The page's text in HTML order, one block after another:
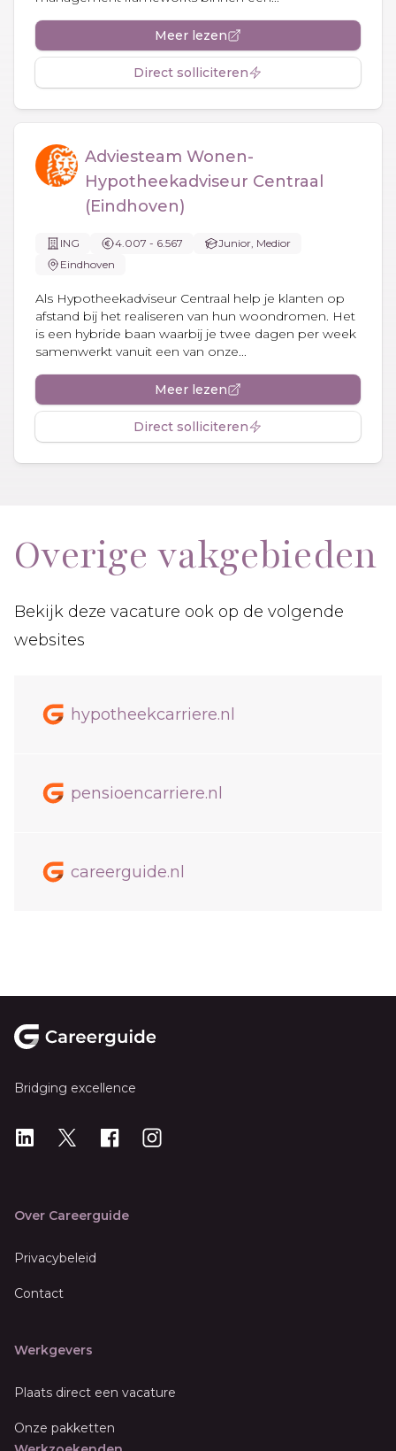
Meer lezen
Direct solliciteren
Adviesteam Wonen-
Hypotheekadviseur Centraal
(Eindhoven)
ING 4.007 - 6.567
Junior, Medior
Eindhoven
Als Hypotheekadviseur Centraal help je klanten op
afstand bij het realiseren van hun woondromen. Het
is een hybride baan waarbij je twee dagen per week
samenwerkt vanuit een van onze...
Meer lezen
Direct solliciteren
Overige vakgebieden
Bekijk deze vacature ook op de volgende
websites
hypotheekcarriere.nl
pensioencarriere.nl
careerguide.nl
Bridging excellence
LinkedIn
X Instagram
Over Careerguide
Privacybeleid
Contact
Werkgevers
Plaats direct een vacature
Onze pakketten